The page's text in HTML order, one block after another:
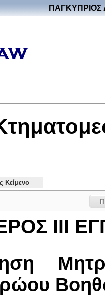
ΠΑΓΚΥΠΡΙΟΣ
Κείμενο
ΙΙΙ